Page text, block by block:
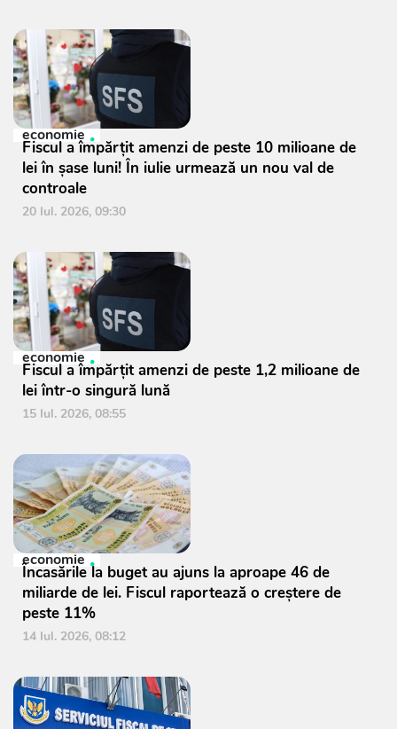
economie
Fiscul a împărțit amenzi de peste 10 milioane de
lei în șase luni! În iulie urmează un nou val de
controale
20 Iul. 2026, 09:30
economie
Fiscul a împărțit amenzi de peste 1,2 milioane de
lei într-o singură lună
15 Iul. 2026, 08:55
economie
Încasările la buget au ajuns la aproape 46 de
miliarde de lei. Fiscul raportează o creștere de
peste 11%
14 Iul. 2026, 08:12